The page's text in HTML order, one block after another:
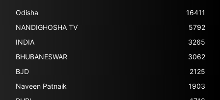
Odisha
16411
NANDIGHOSHA TV
5792
INDIA
3265
BHUBANESWAR
3062
BJD
2125
Naveen Patnaik
1903